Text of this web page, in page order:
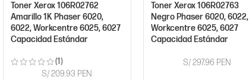
Toner Xerox 106R02762
Amarillo 1K Phaser 6020,
6022, Workcentre 6025, 6027
Capacidad Estándar
(1)
S/ 209.93 PEN
Toner Xerox 106R02763
Negro Phaser 6020, 6022,
Workcentre 6025, 6027
Capacidad Estándar
S/ 297.96 PEN